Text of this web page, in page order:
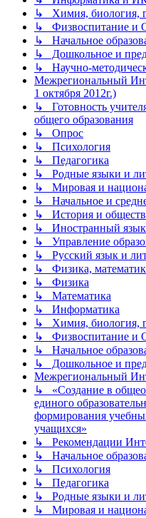
↳ Химия, биология,
↳ Физвоспитание и
↳ Начальное
↳ Дошкольное и
↳ Научно-
Межрегиональный
1 октября 2012г.)
↳ Готовность
общего образования
↳ Опрос
↳ Психология
↳ Педагогика
↳ Родные языки и
↳ Мировая и
↳ Начальное и
↳ История и
↳ Иностранный язык
↳ Управление
↳ Русский язык и
↳ Физика,
↳ Физика
↳ Математика
↳ Информатика
↳ Химия, биология,
↳ Физвоспитание и
↳ Начальное
↳ Дошкольное и
Межрегиональный
↳ «Создание в
единого
формирования
учащихся»
↳ Рекомендации
↳ Начальное
↳ Психология
↳ Педагогика
↳ Родные языки и
↳ Мировая и